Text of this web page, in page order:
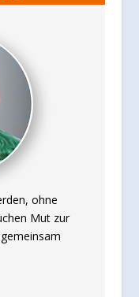
ohne
Mut zur